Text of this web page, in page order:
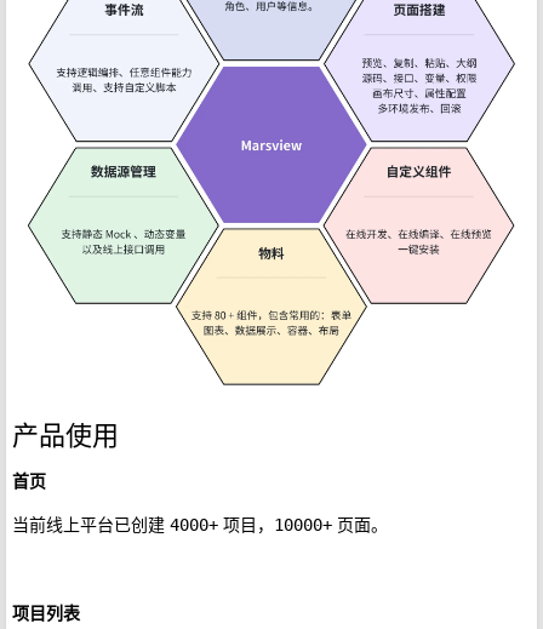
产品使用
首页
当前线上平台已创建 4000+ 项目， 10000+ 页面。
项目列表